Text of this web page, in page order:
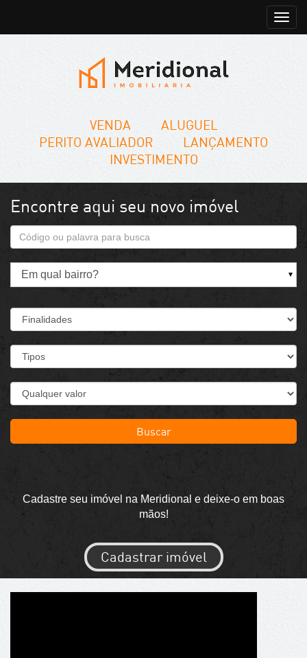
VENDA
ALUGUEL
PERITO AVALIADOR
LANÇAMENTO
INVESTIMENTO
Encontre aqui seu novo imóvel
Em qual bairro?
Buscar
Cadastre seu imóvel na Meridional e deixe-o em boas
mãos!
Cadastrar imóvel